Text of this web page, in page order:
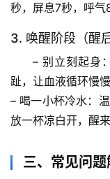
历
史
档
宇
宙
文
秒，屏息7秒，呼气
3. 唤醒阶段（醒
– 别立刻起身
趾，让血液循环慢慢
– 喝一小杯冷水：
放一杯凉白开，醒
三、常见问题